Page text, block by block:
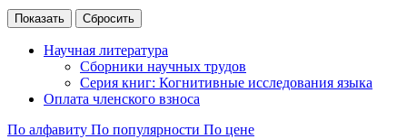
Научная литература
Сборники научных трудов
Серия книг: Когнитивные исследования языка
Оплата членского взноса
По алфавиту По популярности По цене